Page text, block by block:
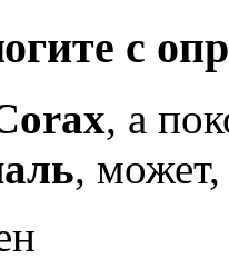
с
, а
, может,